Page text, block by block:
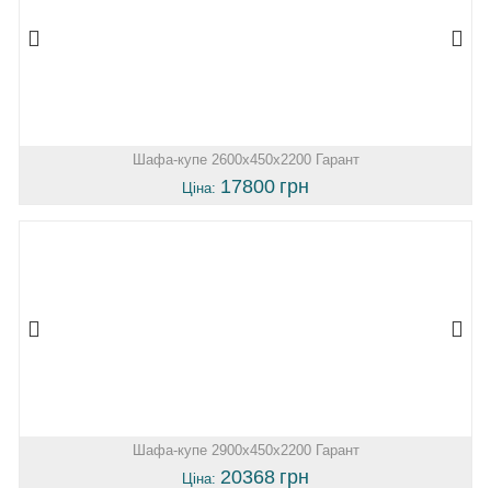
Шафа-купе 2600х450х2200 Гарант
Ціна: 17800 грн
Шафа-купе 2900х450х2200 Гарант
Ціна: 20368 грн